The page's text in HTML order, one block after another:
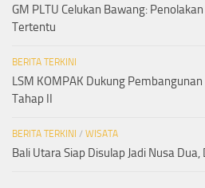
GM PLTU Celukan Bawang:
Tertentu
BERITA TERKINI
LSM KOMPAK Dukung
Tahap II
BERITA TERKINI / WISATA
Bali Utara Siap Disulap Jadi Nusa Dua,